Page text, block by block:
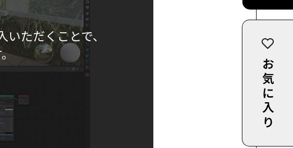
ただくことで、
お気に入り